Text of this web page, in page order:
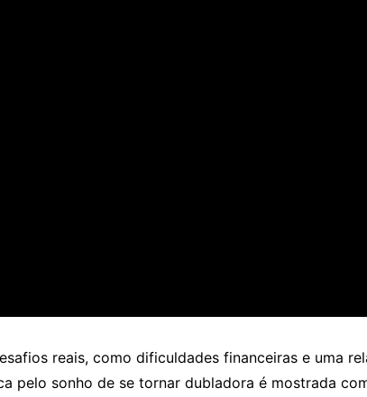
reais, como dificuldades financeiras e uma
pelo sonho de se tornar dubladora é mostrada